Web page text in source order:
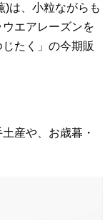
)は、小粒ながらも
エアレーズンを
たく」の今期販
産や、お歳暮・